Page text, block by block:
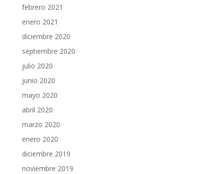
febrero 2021
enero 2021
diciembre 2020
septiembre 2020
julio 2020
junio 2020
mayo 2020
abril 2020
marzo 2020
enero 2020
diciembre 2019
noviembre 2019